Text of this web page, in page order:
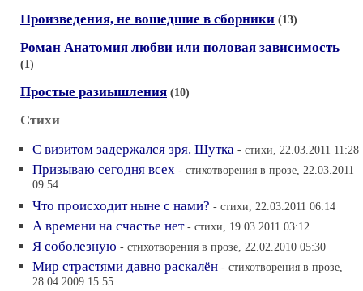
Произведения, не вошедшие в сборники (13)
Роман Анатомия любви или половая зависимость
(1)
Простые разиышления (10)
Стихи
С визитом задержался зря. Шутка - стихи, 22.03.2011 11:28
Призываю сегодня всех - стихотворения в прозе, 22.03.2011
09:54
Что происходит ныне с нами? - стихи, 22.03.2011 06:14
А времени на счаcтье нет - стихи, 19.03.2011 03:12
Я соболезную - стихотворения в прозе, 22.02.2010 05:30
Мир страстями давно раскалён - стихотворения в прозе,
28.04.2009 15:55